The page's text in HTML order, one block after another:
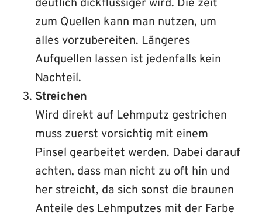
deutlich dickflüssiger wird. Die zeit
zum Quellen kann man nutzen, um
alles vorzubereiten. Längeres
Aufquellen lassen ist jedenfalls kein
Nachteil.
Streichen
Wird direkt auf Lehmputz gestrichen
muss zuerst vorsichtig mit einem
Pinsel gearbeitet werden. Dabei darauf
achten, dass man nicht zu oft hin und
her streicht, da sich sonst die braunen
Anteile des Lehmputzes mit der Farbe